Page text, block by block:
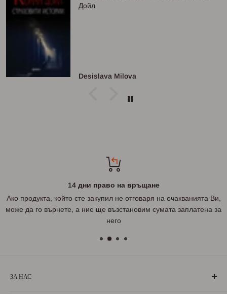
Дойл
Desislava Milova
14 дни право на връщане
Ако продукта, който сте закупил не отговаря на очакванията Ви,
може да го върнете, а ние ще възстановим сумата заплатена за
него
ЗА НАС